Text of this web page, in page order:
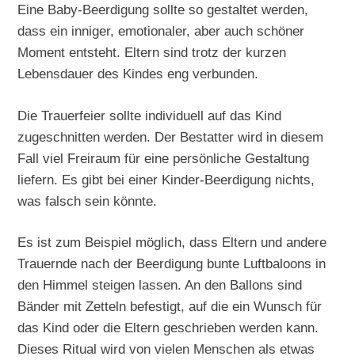
Eine Baby-Beerdigung sollte so gestaltet werden,
dass ein inniger, emotionaler, aber auch schöner
Moment entsteht. Eltern sind trotz der kurzen
Lebensdauer des Kindes eng verbunden.
Die Trauerfeier sollte individuell auf das Kind
zugeschnitten werden. Der Bestatter wird in diesem
Fall viel Freiraum für eine persönliche Gestaltung
liefern. Es gibt bei einer Kinder-Beerdigung nichts,
was falsch sein könnte.
Es ist zum Beispiel möglich, dass Eltern und andere
Trauernde nach der Beerdigung bunte Luftbaloons in
den Himmel steigen lassen. An den Ballons sind
Bänder mit Zetteln befestigt, auf die ein Wunsch für
das Kind oder die Eltern geschrieben werden kann.
Dieses Ritual wird von vielen Menschen als etwas